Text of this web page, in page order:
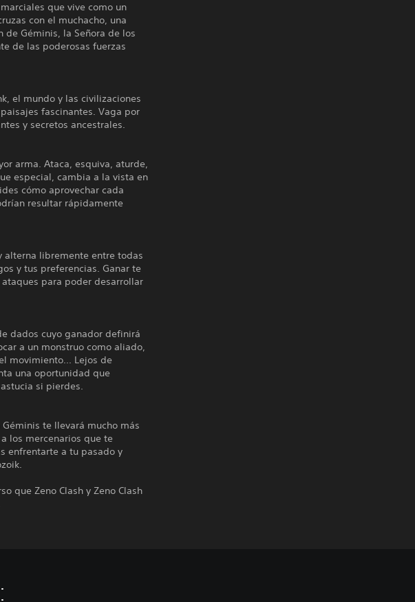
que vive como un
con el muchacho, una
Géminis, la Señora de los
de las poderosas fuerzas
el mundo y las civilizaciones
fascinantes. Vaga por
y secretos ancestrales.
arma. Ataca, esquiva, aturde,
especial, cambia a la vista en
cómo aprovechar cada
resultar rápidamente
alterna libremente entre todas
y tus preferencias. Ganar te
para poder desarrollar
dados cuyo ganador definirá
a un monstruo como aliado,
movimiento... Lejos de
una oportunidad que
si pierdes.
te llevará mucho más
los mercenarios que te
enfrentarte a tu pasado y
que Zeno Clash y Zeno Clash